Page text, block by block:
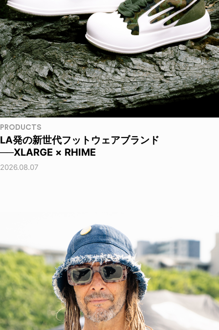
PRODUCTS
LA発の新世代フットウェアブランド
──XLARGE × RHIME
2026.08.07